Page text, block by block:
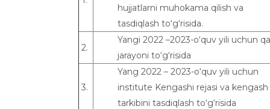
hujjatlarni muhokama qilish va
tasdiqlash to‘g‘risida.
2.
Yangi 2022 –2023-o‘quv yili uchun
jarayoni to‘g‘risida
3.
Yang 2022 – 2023-o‘quv yili uchun
institute Kengashi rejasi va kengash
tarkibini tasdiqlash to‘g‘risida